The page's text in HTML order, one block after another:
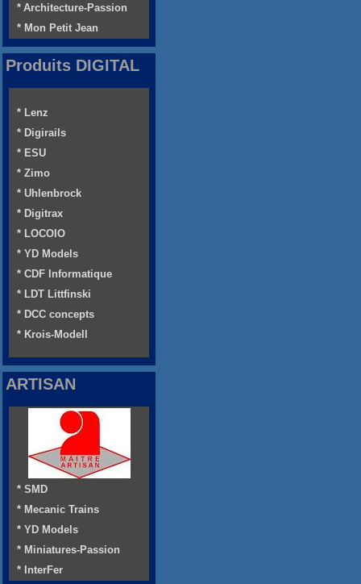
* Architecture-Passion
* Mon Petit Jean
Produits DIGITAL
* Lenz
* Digirails
* ESU
* Zimo
* Uhlenbrock
* Digitrax
* LOCOIO
* YD Models
* CDF Informatique
* LDT Littfinski
* DCC concepts
* Krois-Modell
ARTISAN
* SMD
* Mecanic Trains
* YD Models
* Miniatures-Passion
* InterFer